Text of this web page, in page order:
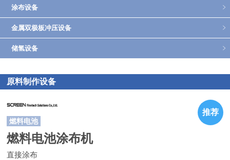
涂布设备
金属双极板冲压设备
储氢设备
原料制作设备
燃料电池
燃料电池涂布机
直接涂布
推荐